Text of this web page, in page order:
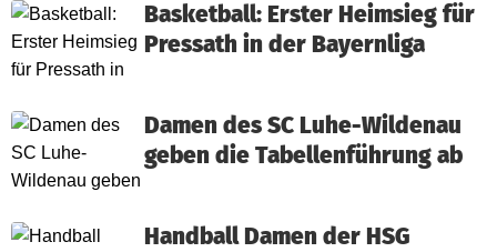
Basketball: Erster Heimsieg für
Pressath in der Bayernliga
Damen des SC Luhe-Wildenau
geben die Tabellenführung ab
Handball Damen der HSG